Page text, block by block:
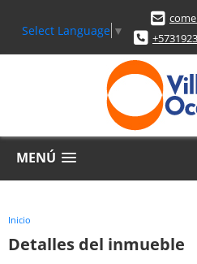
Select Language ▼
MENÚ
Inicio
Detalles del inmueble